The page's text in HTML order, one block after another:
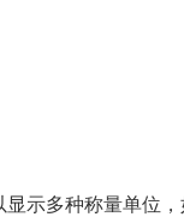
示多种称量单位